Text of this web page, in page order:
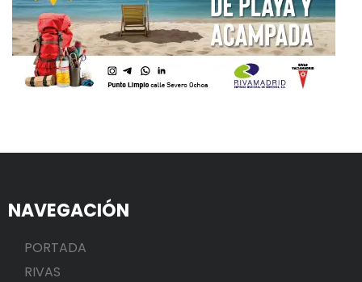
NAVEGACIÓN
PORTADA
RIVAS